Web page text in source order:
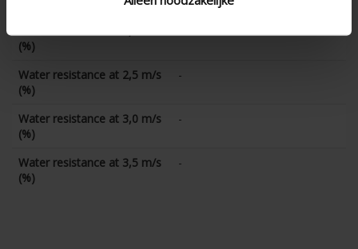
(%)
Water resistance at 2,5 m/s
(%)
-
Water resistance at 3,0 m/s
(%)
-
Water resistance at 3,5 m/s
(%)
-